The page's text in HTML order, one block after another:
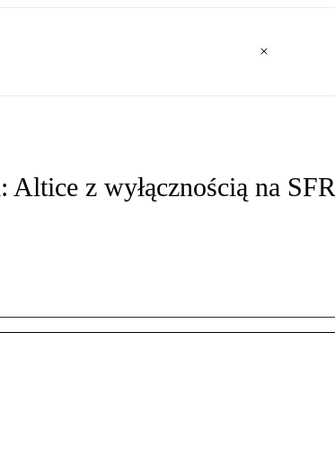
z wyłącznością na SFR